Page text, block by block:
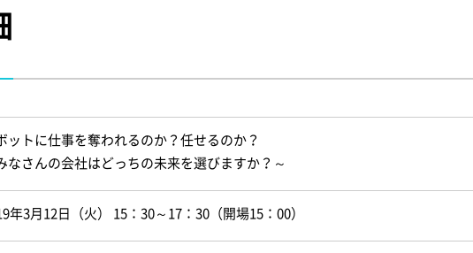
ットに仕事を奪われるのか？任せるのか？
なさんの会社はどっちの未来を選びますか？～
年3月12日（火） 15：30～17：30（開場15：00）